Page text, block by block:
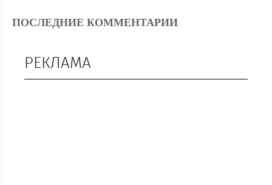
ПОСЛЕДНИЕ КОММЕНТАРИИ
РЕКЛАМА